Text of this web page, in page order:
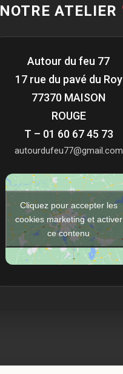
NOTRE ATELIER
Autour du feu 77
17 rue du pavé du Roy
77370 MAISON
ROUGE
T – 01 60 67 45 73
autourdufeu77@gmail.com
Cliquez pour accepter les
cookies marketing et activer
ce contenu